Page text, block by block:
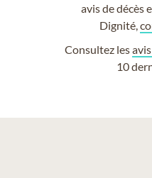
avis de décès
Dignité,
Consultez les
10